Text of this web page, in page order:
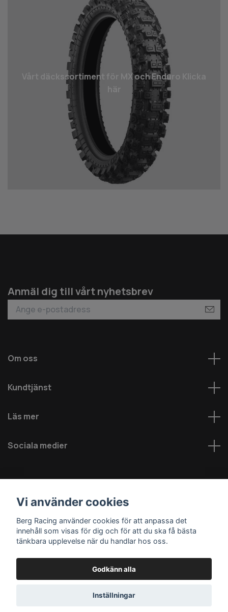
Vårt däcks­sortiment för MX och Enduro Klicka
Anmäl dig till vårt nyhetsbrev
Om oss
Kundtjänst
Läs mer
Sociala medier
© 2026 Berg MC AB - Alla rättigheter reserverade
Vi använder cookies
Berg Racing använder cookies för att anpassa det
innehåll som visas för dig och för att du ska få bästa
tänkbara upplevelse när du handlar hos oss.
Godkänn alla
Inställningar